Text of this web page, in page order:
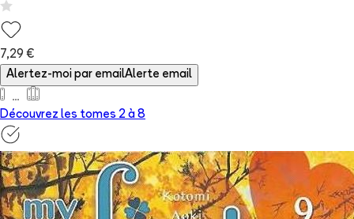
7,29 €
Alertez-moi par emailAlerte email
Découvrez les tomes 2 à 8